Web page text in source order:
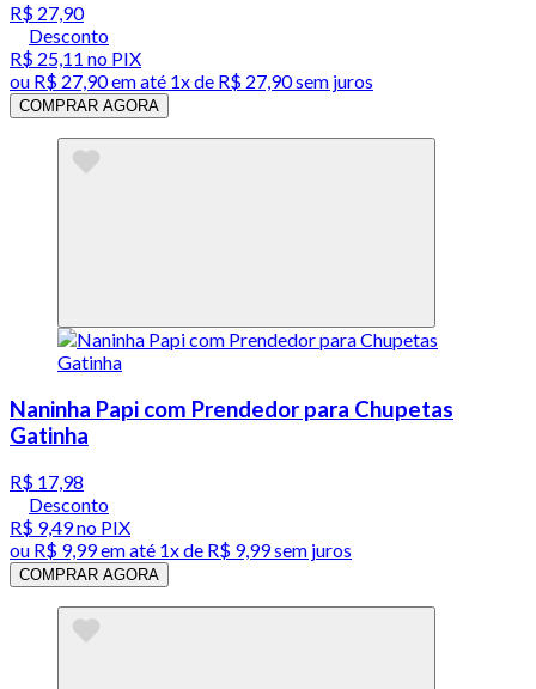
R$ 27,90
Desconto
R$ 25,11 no PIX
ou R$ 27,90em até 1x de R$ 27,90sem juros
COMPRAR AGORA
Naninha Papi com Prendedor para Chupetas
Gatinha
R$ 17,98
Desconto
R$ 9,49no PIX
ou R$ 9,99em até 1x de R$ 9,99sem juros
COMPRAR AGORA